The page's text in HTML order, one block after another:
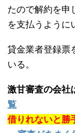
たので解約を申
を支払うように
貸金業者登録票
いる。
激甘審査の会社
覧
借りれないと勝